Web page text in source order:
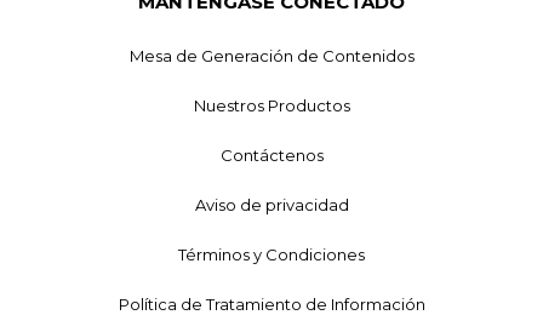
Mesa de Generación de Contenidos
Nuestros Productos
Contáctenos
Aviso de privacidad
Términos y Condiciones
Política de Tratamiento de Información